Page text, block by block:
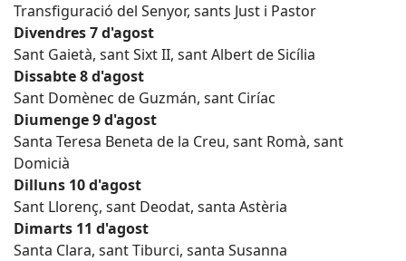
Transfiguració del Senyor, sants Just i Pastor
Divendres 7 d'agost
Sant Gaietà, sant Sixt II, sant Albert de Sicília
Dissabte 8 d'agost
Sant Domènec de Guzmán, sant Ciríac
Diumenge 9 d'agost
Santa Teresa Beneta de la Creu, sant Romà, sant
Domicià
Dilluns 10 d'agost
Sant Llorenç, sant Deodat, santa Astèria
Dimarts 11 d'agost
Santa Clara, sant Tiburci, santa Susanna